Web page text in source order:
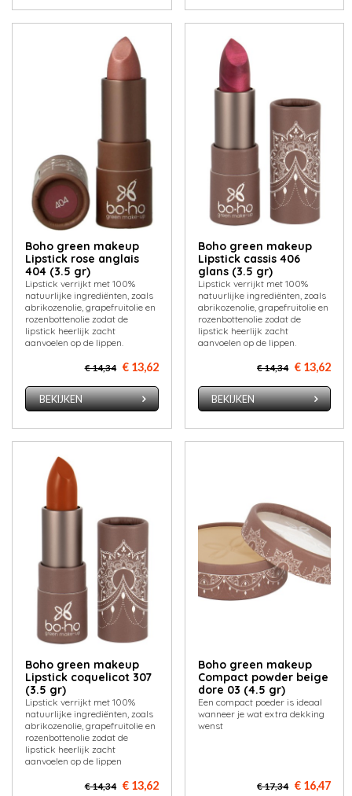
Boho green makeup
Lipstick rose anglais
404 (3.5 gr)
Lipstick verrijkt met 100%
natuurlijke ingrediënten, zoals
abrikozenolie, grapefruitolie en
rozenbottenolie zodat de
lipstick heerlijk zacht
aanvoelen op de lippen.
€ 14,34 € 13,62
BEKIJKEN
Boho green makeup
Lipstick cassis 406
glans (3.5 gr)
Lipstick verrijkt met 100%
natuurlijke ingrediënten, zoals
abrikozenolie, grapefruitolie en
rozenbottenolie zodat de
lipstick heerlijk zacht
aanvoelen op de lippen.
€ 14,34 € 13,62
BEKIJKEN
Boho green makeup
Lipstick coquelicot 307
(3.5 gr)
Lipstick verrijkt met 100%
natuurlijke ingrediënten, zoals
abrikozenolie, grapefruitolie en
rozenbottenolie zodat de
lipstick heerlijk zacht
aanvoelen op de lippen
€ 14,34 € 13,62
Boho green makeup
Compact powder beige
dore 03 (4.5 gr)
Een compact poeder is ideaal
wanneer je wat extra dekking
wenst
€ 17,34 € 16,47